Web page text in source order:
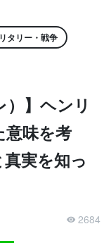
タリー・戦争
）】ヘンリ
意味を考
実を知っ
2684